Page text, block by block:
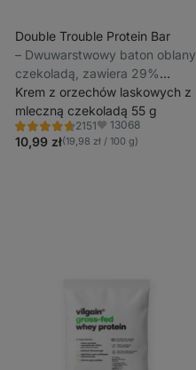
Double Trouble Protein Bar
⁠–⁠ Dwuwarstwowy baton oblany
czekoladą, zawiera 29%
wysokiej jakości białka, bez
konserwantów i barwników.
Krem z orzechów laskowych z
mleczną czekoladą 55 g
2151
Ocena
4.7/5,
2151
Ulubione
13068
10,99 zł(19,98 zł / 100 g)